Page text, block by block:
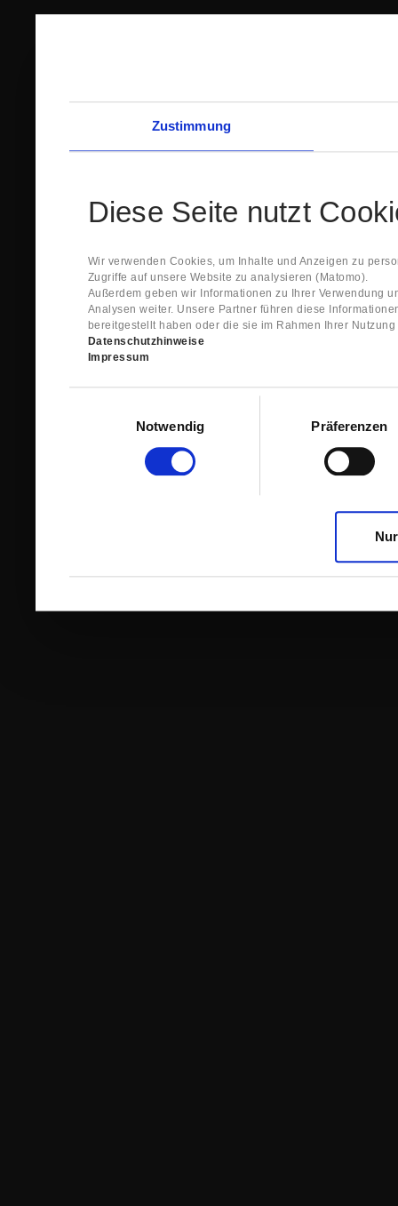
Zustimmung
Diese Seite nutzt
Wir verwenden Cookies, um Inhalte und Anzeigen zu
Zugriffe auf unsere Website zu analysieren (Matomo).
Außerdem geben wir Informationen zu Ihrer Verwendung
Analysen weiter. Unsere Partner führen diese
bereitgestellt haben oder die sie im Rahmen Ihrer
Datenschutzhinweise
Impressum
Notwendig
Präferenzen